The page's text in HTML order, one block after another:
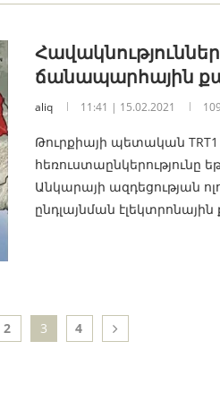
ճանապարհային
aliq 11:41 | 15.02.2021
Թուրքիայի պետական TRT1
հեռուստաընկերությունը
Անկարայի ազդեցության
ընդլայնման
2 3 4